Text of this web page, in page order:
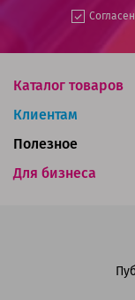
Каталог товаров
Клиентам
Для бизнеса
Полезное